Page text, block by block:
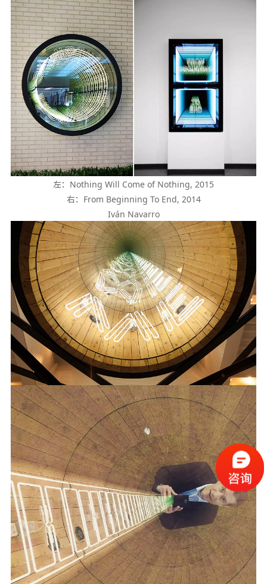
左：Nothing Will Come of Nothing, 2015
右：From Beginning To End, 2014
Iván Navarro